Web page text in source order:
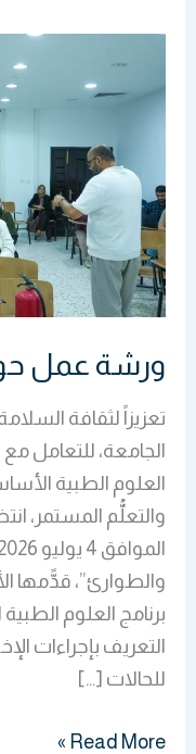
ورشة عمل
تعزيزاً لثقافة
الجامعة، للتعامل
العلوم الطبية
والتعلُّم المستمر،
والطوارئ”، قدًّمها
برنامج العلوم
التعريف بإجراءات
للحالات […]
حول
والطوارئ
Read More »